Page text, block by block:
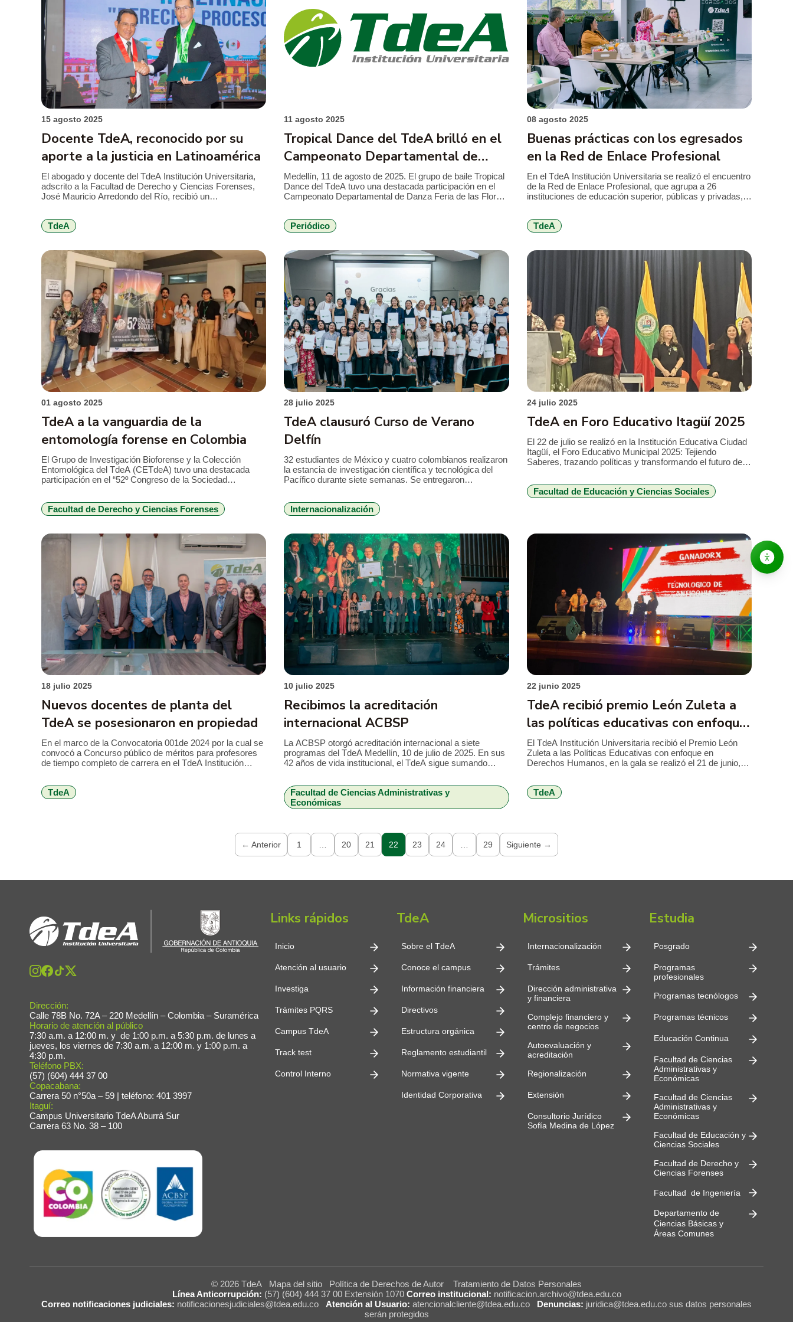
Facultades
15 agosto 2025
Docente TdeA, reconocido por su
aporte a la justicia en Latinoamérica
El abogado y docente del TdeA Institución Universitaria,
adscrito a la Facultad de Derecho y Ciencias Forenses,
José Mauricio Arredondo del Río, recibió un
honorario del Ilustre Colegio de Abogados de Junín. Este
TdeA
11 agosto 2025
Tropical Dance del TdeA brilló en el
Campeonato Departamental de
Danza Feria de las Flores 2025
Medellín, 11 de agosto de 2025. El grupo de baile Tropical
Dance del TdeA tuvo una destacada participación en el
Campeonato Departamental de Danza Feria de las Flores
los tablados de las fiestas, ubicado […]
Periódico
08 agosto 2025
Buenas prácticas con los egresados
en la Red de Enlace Profesional
En el TdeA Institución Universitaria se realizó el encuentro
de la Red de Enlace Profesional, que agrupa a 26
instituciones de educación superior, públicas y privadas,
quehacer de las oficinas de egresados, especialmente en
TdeA
01 agosto 2025
TdeA a la vanguardia de la
entomología forense en Colombia
El Grupo de Investigación Bioforense y la Colección
Entomológica del TdeA (CETdeA) tuvo una destacada
participación en el “52º Congreso de la Sociedad
presentados, que incluyeron charlas magistrales,
Facultad de Derecho y Ciencias Forenses
28 julio 2025
TdeA clausuró Curso de Verano
Delfín
32 estudiantes de México y cuatro colombianos realizaron
la estancia de investigación científica y tecnológica del
Pacífico durante siete semanas. Se entregaron
Ciencias Forenses y cuatro certificaciones por la
Internacionalización
24 julio 2025
TdeA en Foro Educativo Itagüí 2025
El 22 de julio se realizó en la Institución Educativa Ciudad
Itagüí, el Foro Educativo Municipal 2025: Tejiendo
Saberes, trazando políticas y transformando el futuro de la
mantener y mejorar las diferentes innovaciones
Facultad de Educación y Ciencias Sociales
18 julio 2025
Nuevos docentes de planta del
TdeA se posesionaron en propiedad
En el marco de la Convocatoria 001de 2024 por la cual se
convocó a Concurso público de méritos para profesores
de tiempo completo de carrera en el TdeA Institución
adscritos a las unidades académicas. El rector, Leonardo
TdeA
10 julio 2025
Recibimos la acreditación
internacional ACBSP
La ACBSP otorgó acreditación internacional a siete
programas del TdeA Medellín, 10 de julio de 2025. En sus
42 años de vida institucional, el TdeA sigue sumando
la acreditación internacional por parte del Consejo de
Acreditación de Escuelas y Programas […]
Facultad de Ciencias Administrativas y
Económicas
22 junio 2025
TdeA recibió premio León Zuleta a
las políticas educativas con enfoque
en DDHH
El TdeA Institución Universitaria recibió el Premio León
Zuleta a las Políticas Educativas con enfoque en
Derechos Humanos, en la gala se realizó el 21 de junio,
protege cada voz”. “El territorio se transforma cuando se
TdeA
← Anterior 1 20 21 22 23 24 29 Siguiente →
Dirección:
Calle 78B No. 72A – 220 Medellín – Colombia – Suramérica
Horario de atención al público
7:30 a.m. a 12:00 m. y de 1:00 p.m. a 5:30 p.m. de lunes a
jueves, los viernes de 7:30 a.m. a 12:00 m. y 1:00 p.m. a
4:30 p.m.
Teléfono PBX:
(57) (604) 444 37 00
Copacabana:
Carrera 50 n°50a – 59 | teléfono: 401 3997
Itaguí:
Campus Universitario TdeA Aburrá Sur
Carrera 63 No. 38 – 100
Links rápidos
Inicio
Atención al usuario
Investiga
Trámites PQRS
Campus TdeA
Track test
Control Interno
TdeA
Sobre el TdeA
Conoce el campus
Información financiera
Directivos
Estructura orgánica
Reglamento estudiantil
Normativa vigente
Identidad Corporativa
Micrositios
Internacionalización
Trámites
Dirección administrativa
y financiera
Complejo financiero y
centro de negocios
Autoevaluación y
acreditación
Regionalización
Extensión
Consultorio Jurídico
Sofía Medina de López
Estudia
Posgrado
Programas
profesionales
Programas tecnólogos
Programas técnicos
Educación Continua
Facultad de Ciencias
Administrativas y
Económicas
Facultad de Ciencias
Administrativas y
Económicas
Facultad de Educación y
Ciencias Sociales
Facultad de Derecho y
Ciencias Forenses
Facultad de Ingeniería
Departamento de
Ciencias Básicas y
Áreas Comunes
© 2026 TdeA Mapa del sitio Política de Derechos de Autor
Tratamiento de Datos Personales
Línea Anticorrupción: (57) (604) 444 37 00 Extensión 1070 Correo institucional: notificacion.archivo@tdea.edu.co
Correo notificaciones judiciales: notificacionesjudiciales@tdea.edu.co Atención al Usuario: atencionalcliente@tdea.edu.co Denuncias: juridica@tdea.edu.co sus datos personales
serán protegidos